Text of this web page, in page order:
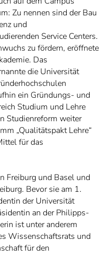
Zu nennen sind der Bau
und
Service Centers.
zu fördern, eröffnete
Das
die Universität
ein Gründungs- und
Studium und Lehre
Studienreform weiter
„Qualitätspakt Lehre“
für das
Freiburg und Basel und
Bevor sie am 1.
der Universität
an der Philipps-
ist unter anderem
Wissenschaftsrats und
für den